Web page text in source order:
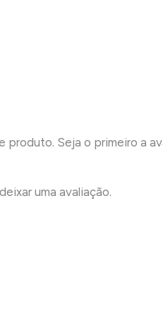
produto. Seja o primeiro a
uma avaliação.